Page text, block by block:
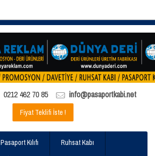
0212 462 70 85 info@pasaportkabi.net
Fiyat Teklifi İste !
Pasaport Kılıfı Ruhsat Kabı